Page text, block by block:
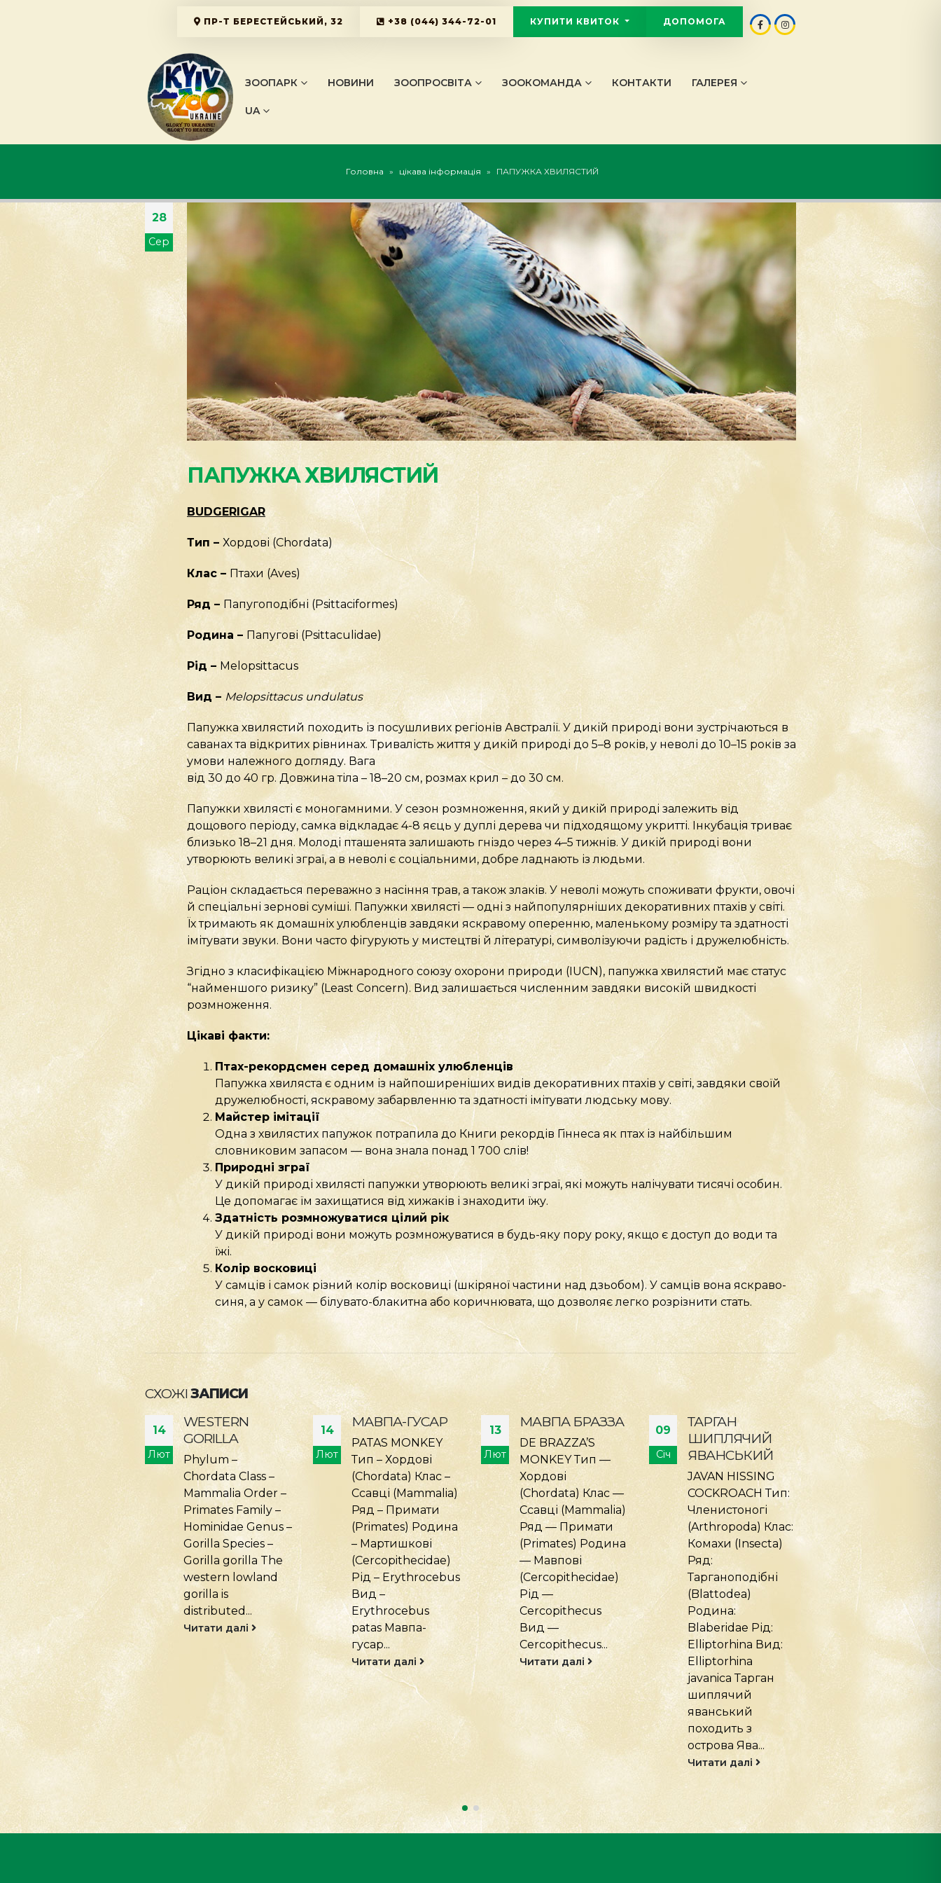
ПР-Т БЕРЕСТЕЙСЬКИЙ, 32 +38 (044) 344-72-01 КУПИТИ КВИТОК ДОПОМОГА
ЗООПАРК НОВИНИ ЗООПРОСВІТА ЗООКОМАНДА КОНТАКТИ ГАЛЕРЕЯ
UA
Головна » цікава інформація » ПАПУЖКА ХВИЛЯСТИЙ
28
Сер
ПАПУЖКА ХВИЛЯСТИЙ
BUDGERIGAR
Тип – Хордові (Chordata)
Клас – Птахи (Aves)
Ряд – Папугоподібні (Psittaciformes)
Родина – Папугові (Psittaculidae)
Рід – Melopsittacus
Вид – Melopsittacus undulatus
Папужка хвилястий походить із посушливих регіонів Австралії. У дикій природі вони зустрічаються в
саванах та відкритих рівнинах. Тривалість життя у дикій природі до 5–8 років, у неволі до 10–15 років за
умови належного догляду. Вага
від 30 до 40 гр. Довжина тіла – 18–20 см, розмах крил – до 30 см.
Папужки хвилясті є моногамними. У сезон розмноження, який у дикій природі залежить від
дощового періоду, самка відкладає 4-8 яєць у дуплі дерева чи підходящому укритті. Інкубація триває
близько 18–21 дня. Молоді пташенята залишають гніздо через 4–5 тижнів. У дикій природі вони
утворюють великі зграї, а в неволі є соціальними, добре ладнають із людьми.
Раціон складається переважно з насіння трав, а також злаків. У неволі можуть споживати фрукти, овочі
й спеціальні зернові суміші. Папужки хвилясті — одні з найпопулярніших декоративних птахів у світі.
Їх тримають як домашніх улюбленців завдяки яскравому оперенню, маленькому розміру та здатності
імітувати звуки. Вони часто фігурують у мистецтві й літературі, символізуючи радість і дружелюбність.
Згідно з класифікацією Міжнародного союзу охорони природи (IUCN), папужка хвилястий має статус
“найменшого ризику” (Least Concern). Вид залишається численним завдяки високій швидкості
розмноження.
Цікаві факти:
Птах-рекордсмен серед домашніх улюбленців
Папужка хвиляста є одним із найпоширеніших видів декоративних птахів у світі, завдяки своїй
дружелюбності, яскравому забарвленню та здатності імітувати людську мову.
Майстер імітації
Одна з хвилястих папужок потрапила до Книги рекордів Гіннеса як птах із найбільшим
словниковим запасом — вона знала понад 1 700 слів!
Природні зграї
У дикій природі хвилясті папужки утворюють великі зграї, які можуть налічувати тисячі особин.
Це допомагає їм захищатися від хижаків і знаходити їжу.
Здатність розмножуватися цілий рік
У дикій природі вони можуть розмножуватися в будь-яку пору року, якщо є доступ до води та
їжі.
Колір восковиці
У самців і самок різний колір восковиці (шкіряної частини над дзьобом). У самців вона яскраво-
синя, а у самок — білувато-блакитна або коричнювата, що дозволяє легко розрізнити стать.
СХОЖІЗАПИСИ
WESTERN
Chordata Class –
Mammalia Order –
Primates Family –
Gorilla gorilla The
western lowland
gorilla is
distributed...
Читати далі
14
Лют
МАВПА-ГУСАР
PATAS MONKEY
Тип – Хордові
(Chordata) Клас –
Ссавці (Mammalia)
Ряд – Примати
(Primates) Родина
– Мартишкові
(Cercopithecidae)
Рід – Erythrocebus
Вид –
Erythrocebus
patas Мавпа-
13
Лют
МАВПА БРАЗЗА
DE BRAZZA’S
MONKEY Тип —
Хордові
(Chordata) Клас —
Ссавці (Mammalia)
Ряд — Примати
(Primates) Родина
— Мавпові
(Cercopithecidae)
Рід —
Cercopithecus
Вид —
Cercopithecus...
Читати далі
09
Січ
ТАРГАН
ШИПЛЯЧИЙ
ЯВАНСЬКИЙ
JAVAN HISSING
COCKROACH Тип:
Членистоногі
(Arthropoda) Клас:
Комахи (Insecta)
Ряд:
Тарганоподібні
(Blattodea)
Родина:
Blaberidae Рід:
Elliptorhina Вид:
Elliptorhina
javanica Тарган
шиплячий
походить з
09
Січ
ТАРГАН
ШИПЛЯЧИЙ
ТИГРОВИЙ
TIGER HISSING
COCKROACH Тип –
Членистоногі
(Arthropoda) Клас
– Комахи (Insecta)
Ряд –
Тарганоподібні
(Blattodea)
Родина –
Бластомеріди
(Blaberidae) Рід –
Gromphadorhina
Вид –
Gromphadorhina...
Читати далі
ПАВУК
РОЖЕВИЙ
(Arachnida)
Павуки
Родина:
птахоїди
Рід:
Вид:
rosea Павук
чилійський